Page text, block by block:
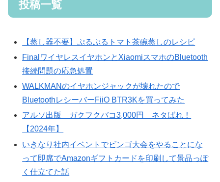
投稿一覧
【蒸し器不要】ぷるぷるトマト茶碗蒸しのレシピ
FinalワイヤレスイヤホンとXiaomiスマホのBluetooth
接続問題の応急処置
WALKMANのイヤホンジャックが壊れたので
BluetoothレシーバーFiiO BTR3Kを買ってみた
アルソ出版 ガクフクバコ3,000円 ネタばれ！
【2024年】
いきなり社内イベントでビンゴ大会をやることにな
って即席でAmazonギフトカードを印刷して景品っぽ
く仕立てた話